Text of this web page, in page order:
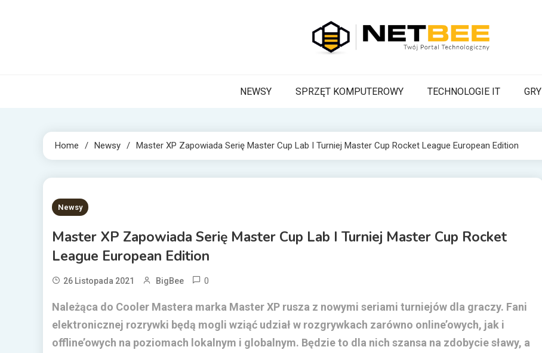
NEWSY SPRZĘT KOMPUTEROWY TECHNOLOGIE IT GRY
Home Newsy Master XP Zapowiada Serię Master Cup Lab I Turniej Master Cup Rocket League European Edition
4 MINS READ
Newsy
Master XP Zapowiada Serię Master Cup Lab I Turniej Master Cup Rocket
League European Edition
26 Listopada 2021 BigBee 0
Należąca do Cooler Mastera marka Master XP rusza z nowymi seriami turniejów dla graczy. Fani
elektronicznej rozrywki będą mogli wziąć udział w rozgrywkach zarówno online’owych, jak i
offline’owych na poziomach lokalnym i globalnym. Będzie to dla nich szansa na zdobycie sławy, a